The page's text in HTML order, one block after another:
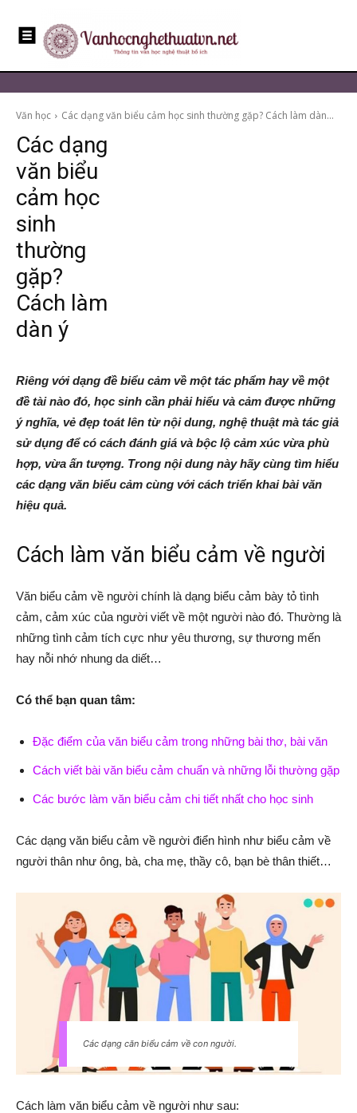
Văn học Các dạng văn biểu cảm học sinh thường gặp? Cách làm dàn...
Các dạng
văn biểu
cảm học
sinh
thường
gặp?
Cách làm
dàn ý
Riêng với dạng đề biểu cảm về một tác phẩm hay về một
đề tài nào đó, học sinh cần phải hiểu và cảm được những
ý nghĩa, vẻ đẹp toát lên từ nội dung, nghệ thuật mà tác giả
sử dụng để có cách đánh giá và bộc lộ cảm xúc vừa phù
hợp, vừa ấn tượng. Trong nội dung này hãy cùng tìm hiểu
các dạng văn biểu cảm cùng với cách triển khai bài văn
hiệu quả.
Cách làm văn biểu cảm về người
Văn biểu cảm về người chính là dạng biểu cảm bày tỏ tình
cảm, cảm xúc của người viết về một người nào đó. Thường là
những tình cảm tích cực như yêu thương, sự thương mến
hay nỗi nhớ nhung da diết…
Có thể bạn quan tâm:
Đặc điểm của văn biểu cảm trong những bài thơ, bài văn
Cách viết bài văn biểu cảm chuẩn và những lỗi thường gặp
Các bước làm văn biểu cảm chi tiết nhất cho học sinh
Các dạng văn biểu cảm về người điển hình như biểu cảm về
người thân như ông, bà, cha mẹ, thầy cô, bạn bè thân thiết…
Các dạng căn biểu cảm về con người.
Cách làm văn biểu cảm về người như sau: